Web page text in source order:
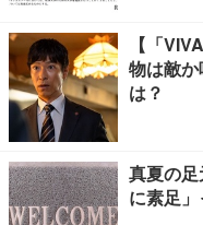
【「
物は敵
は？
真夏の
に素足」